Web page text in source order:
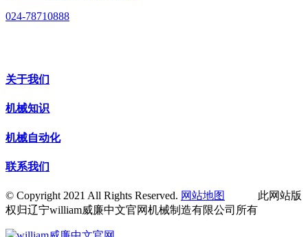
024-78710888
关于我们
机械知识
机械自动化
联系我们
© Copyright 2021 All Rights Reserved. 网站地图
此网站版
权归辽宁william威廉中文官网机械制造有限公司所有